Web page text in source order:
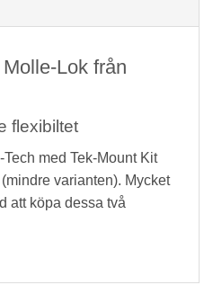
Lok från
flexibiltet
med Tek-Mount Kit
varianten). Mycket
att köpa dessa två